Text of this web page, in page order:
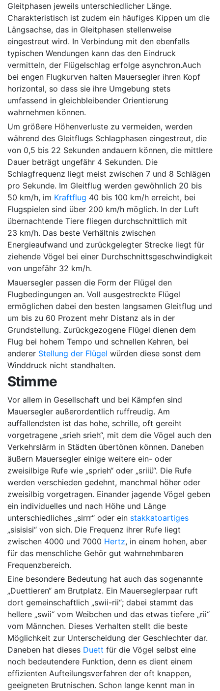
Gleitphasen jeweils unterschiedlicher Länge.
Charakteristisch ist zudem ein häufiges Kippen um die
Längsachse, das in Gleitphasen stellenweise
eingestreut wird. In Verbindung mit den ebenfalls
typischen Wendungen kann das den Eindruck
vermitteln, der Flügelschlag erfolge asynchron.Auch
bei engen Flugkurven halten Mauersegler ihren Kopf
horizontal, so dass sie ihre Umgebung stets
umfassend in gleichbleibender Orientierung
wahrnehmen können.
Um größere Höhenverluste zu vermeiden, werden
während des Gleitflugs Schlagphasen eingestreut, die
von 0,5 bis 22 Sekunden andauern können, die mittlere
Dauer beträgt ungefähr 4 Sekunden. Die
Schlagfrequenz liegt meist zwischen 7 und 8 Schlägen
pro Sekunde. Im Gleitflug werden gewöhnlich 20 bis
50 km/h, im Kraftflug 40 bis 100 km/h erreicht, bei
Flugspielen sind über 200 km/h möglich. In der Luft
übernachtende Tiere fliegen durchschnittlich mit
23 km/h. Das beste Verhältnis zwischen
Energieaufwand und zurückgelegter Strecke liegt für
ziehende Vögel bei einer Durchschnittsgeschwindigkeit
von ungefähr 32 km/h.
Mauersegler passen die Form der Flügel den
Flugbedingungen an. Voll ausgestreckte Flügel
ermöglichen dabei den besten langsamen Gleitflug und
um bis zu 60 Prozent mehr Distanz als in der
Grundstellung. Zurückgezogene Flügel dienen dem
Flug bei hohem Tempo und schnellen Kehren, bei
anderer Stellung der Flügel würden diese sonst dem
Winddruck nicht standhalten.
Stimme
Vor allem in Gesellschaft und bei Kämpfen sind
Mauersegler außerordentlich ruffreudig. Am
auffallendsten ist das hohe, schrille, oft gereiht
vorgetragene „srieh srieh“, mit dem die Vögel auch den
Verkehrslärm in Städten übertönen können. Daneben
äußern Mauersegler einige weitere ein- oder
zweisilbige Rufe wie „sprieh“ oder „sriiü“. Die Rufe
werden verschieden gedehnt, manchmal höher oder
zweisilbig vorgetragen. Einander jagende Vögel geben
ein individuelles und nach Höhe und Länge
unterschiedliches „sirrr“ oder ein stakkatoartiges
„sisisisi“ von sich. Die Frequenz ihrer Rufe liegt
zwischen 4000 und 7000 Hertz, in einem hohen, aber
für das menschliche Gehör gut wahrnehmbaren
Frequenzbereich.
Eine besondere Bedeutung hat auch das sogenannte
„Duettieren“ am Brutplatz. Ein Mauerseglerpaar ruft
dort gemeinschaftlich „swii-rii“; dabei stammt das
hellere „swii“ vom Weibchen und das etwas tiefere „rii“
vom Männchen. Dieses Verhalten stellt die beste
Möglichkeit zur Unterscheidung der Geschlechter dar.
Daneben hat dieses Duett für die Vögel selbst eine
noch bedeutendere Funktion, denn es dient einem
effizienten Aufteilungsverfahren der oft knappen,
geeigneten Brutnischen. Schon lange kennt man in